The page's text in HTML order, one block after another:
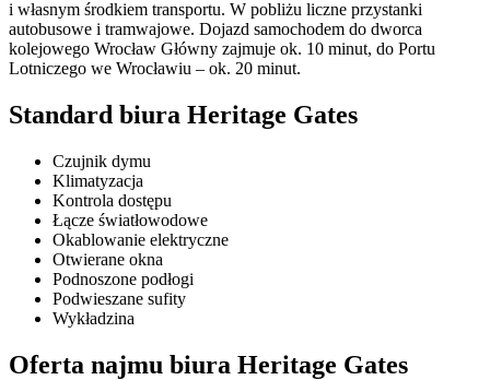
i własnym środkiem transportu. W pobliżu liczne przystanki
autobusowe i tramwajowe. Dojazd samochodem do dworca
kolejowego Wrocław Główny zajmuje ok. 10 minut, do Portu
Lotniczego we Wrocławiu – ok. 20 minut.
Standard biura Heritage Gates
Czujnik dymu
Klimatyzacja
Kontrola dostępu
Łącze światłowodowe
Okablowanie elektryczne
Otwierane okna
Podnoszone podłogi
Podwieszane sufity
Wykładzina
Oferta najmu biura Heritage Gates